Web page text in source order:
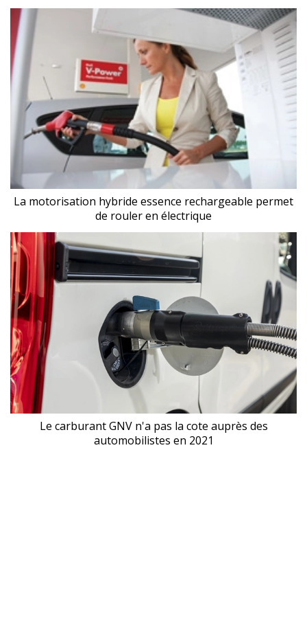
La motorisation hybride essence rechargeable permet
de rouler en électrique
Le carburant GNV n'a pas la cote auprès des
automobilistes en 2021